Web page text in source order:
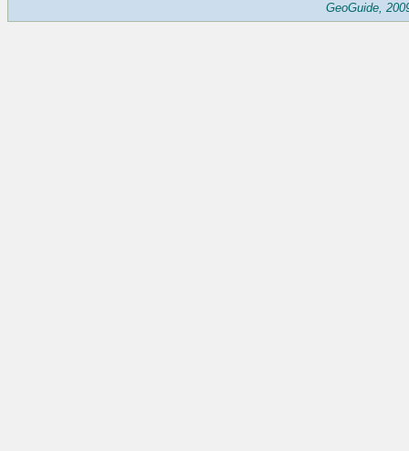
GeoGuide,